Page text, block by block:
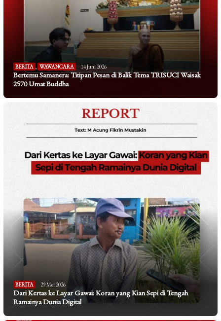
BERITA , WAWANCARA 14 Juni 2026
Bertemu Samanera: Titipan Pesan di Balik Tema TRISUCI Waisak
2570 Umat Buddha
BERITA 29 Mei 2026
Dari Kertas ke Layar Gawai: Koran yang Kian Sepi di Tengah
Ramainya Dunia Digital